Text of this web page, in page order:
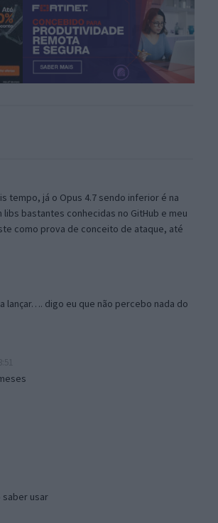
tempo, já o Opus 4.7 sendo inferior é na
bastantes conhecidas no GitHub e meu
como prova de conceito de ataque, até
lançar…. digo eu que não percebo nada do
saber usar